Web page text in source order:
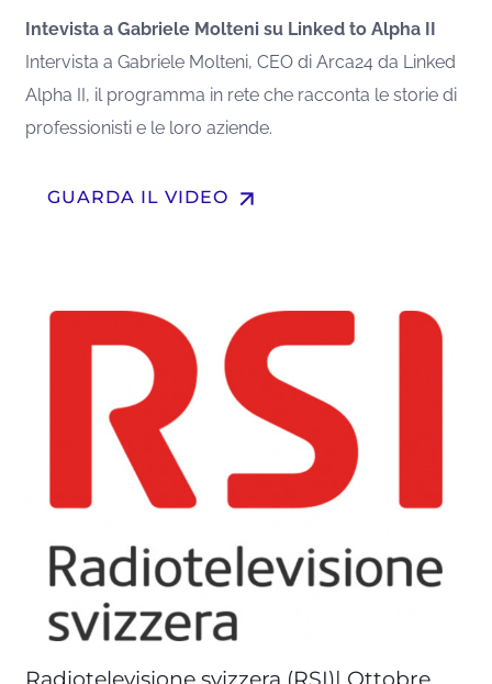
Intevista a Gabriele Molteni su Linked to Alpha II
Intervista a Gabriele Molteni, CEO di Arca24 da Linked
Alpha II, il programma in rete che racconta le storie di
professionisti e le loro aziende.
GUARDA IL VIDEO arrow_upward
Radiotelevisione svizzera (RSI)| Ottobre